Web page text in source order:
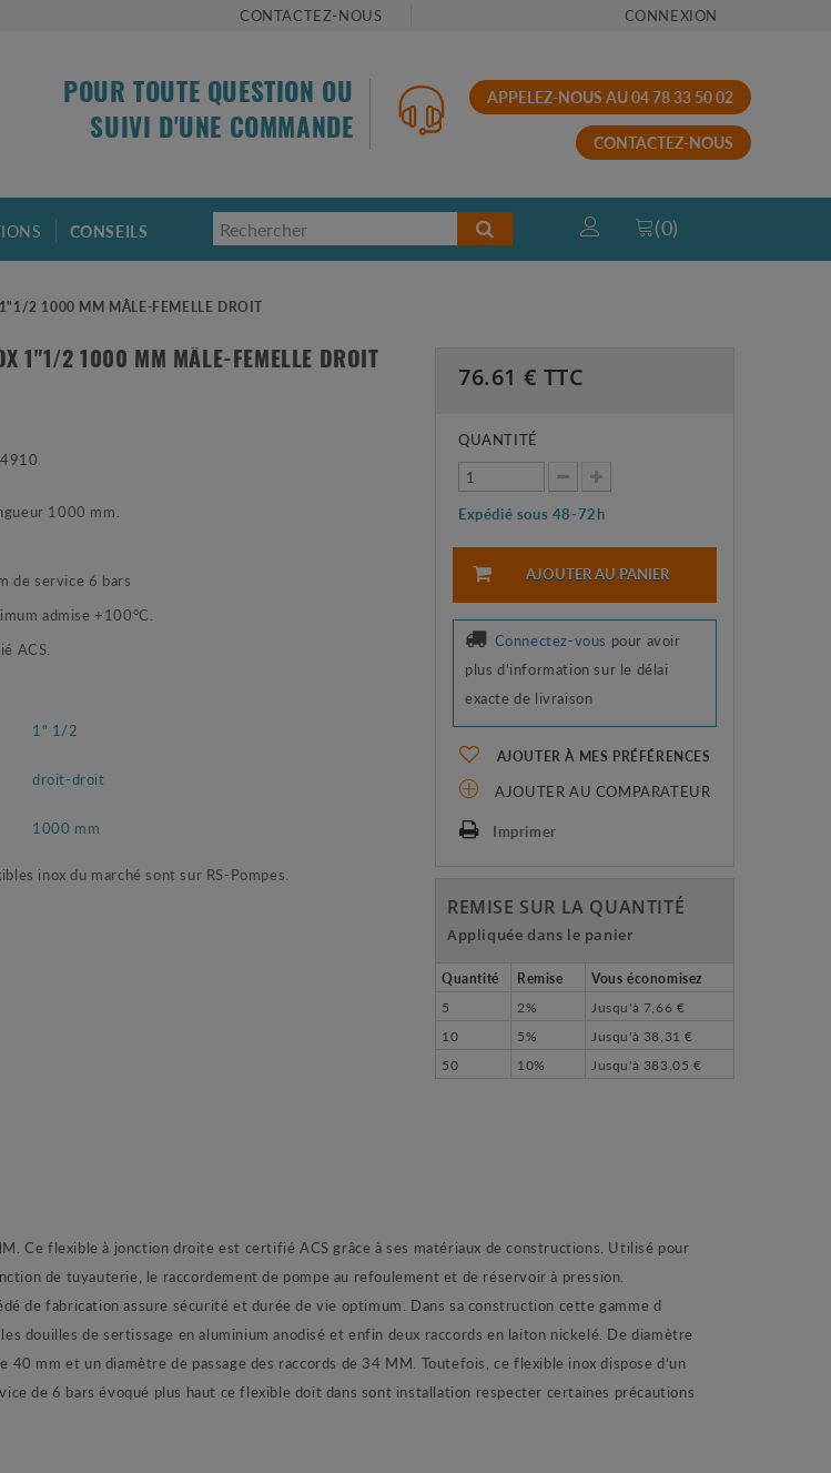
CONTACTEZ-NOUS CONNEXION
POUR TOUTE QUESTION OU
SUIVI D'UNE COMMANDE
APPELEZ-NOUS AU 04 78 33 50 02
CONTACTEZ-NOUS
CONSEILS (0)
2 1000 MM MÂLE-FEMELLE DROIT
1"1/2 1000 MM MÂLE-FEMELLE DROIT
1000 mm.
de service 6 bars
admise +100°C.
ACS.
1" 1/2
droit-droit
1000 mm
inox du marché sont sur RS-Pompes.
76.61 € TTC
QUANTITÉ
Expédié sous 48-72h
AJOUTER AU PANIER
Connectez-vous pour avoir
plus d'information sur le délai
exacte de livraison
AJOUTER À MES PRÉFÉRENCES
AJOUTER AU COMPARATEUR
Imprimer
REMISE SUR LA QUANTITÉ
Appliquée dans le panier
Quantité Remise
Vous économisez
5
2% Jusqu'à 7,66 €
10
5% Jusqu'à 38,31 €
50
10% Jusqu'à 383,05 €
Ce flexible à jonction droite est certifié ACS grâce à ses matériaux de constructions. Utilisé pour
de tuyauterie, le raccordement de pompe au refoulement et de réservoir à pression.
de fabrication assure sécurité et durée de vie optimum. Dans sa construction cette gamme d
douilles de sertissage en aluminium anodisé et enfin deux raccords en laiton nickelé. De diamètre
mm et un diamètre de passage des raccords de 34 MM. Toutefois, ce flexible inox dispose d’un
de 6 bars évoqué plus haut ce flexible doit dans sont installation respecter certaines précautions